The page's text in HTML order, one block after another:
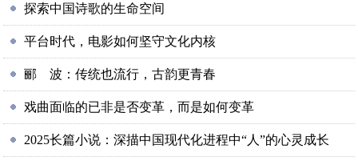
探索中国诗歌的生命空间
平台时代，电影如何坚守文化内核
郦 波：传统也流行，古韵更青春
戏曲面临的已非是否变革，而是如何变革
2025长篇小说：深描中国现代化进程中“人”的心灵成长